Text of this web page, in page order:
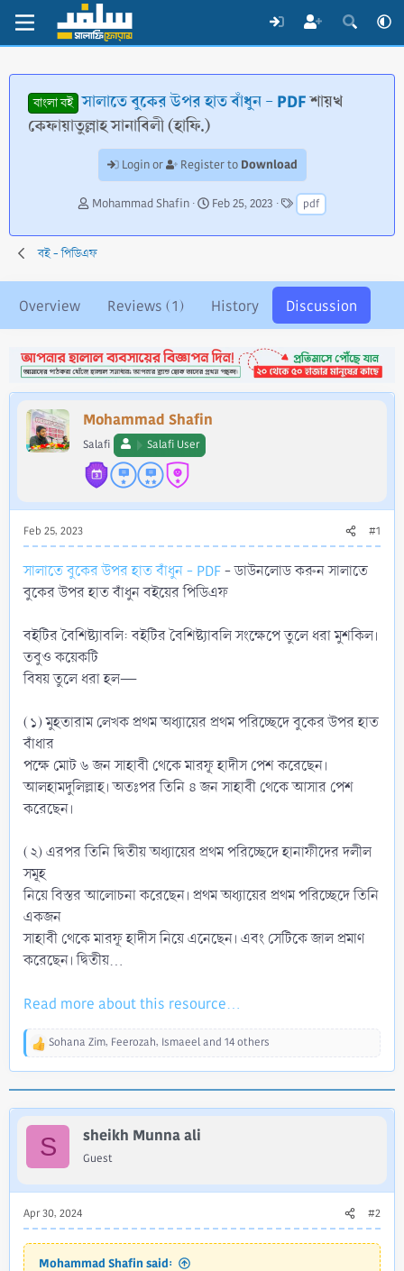
বাংলা বই সালাতে বুকের উপর হাত বাঁধুন - PDFশায়খ
কেফায়াতুল্লাহ সানাবিলী (হাফি.)
Login or Register to Download
T
r
e
d
r
t
e
Mohammad Shafin
S
a
d
a
Feb 25, 2023
T
a
g
pdf
বই - পিডিএফ
Overview Reviews (1) History Discussion
Mohammad Shafin
Salafi Salafi User
Feb 25, 2023 #1
সালাতে বুকের উপর হাত বাঁধুন - PDF- ডাউনলোড করুন সালাতে
বুকের উপর হাত বাঁধুন বইয়ের পিডিএফ
বইটির বৈশিষ্ট্যাবলি: বইটির বৈশিষ্ট্যাবলি সংক্ষেপে তুলে ধরা মুশকিল।
তবুও কয়েকটি
বিষয় তুলে ধরা হল—
(১) মুহতারাম লেখক প্রথম অধ্যায়ের প্রথম পরিচ্ছেদে বুকের উপর হাত
বাঁধার
পক্ষে মোট ৬ জন সাহাবী থেকে মারফূ হাদীস পেশ করেছেন।
আলহামদুলিল্লাহ। অতঃপর তিনি ৪ জন সাহাবী থেকে আসার পেশ
করেছেন।
(২) এরপর তিনি দ্বিতীয় অধ্যায়ের প্রথম পরিচ্ছেদে হানাফীদের দলীল
সমূহ
নিয়ে বিস্তর আলোচনা করেছেন। প্রথম অধ্যায়ের প্রথম পরিচ্ছেদে তিনি
একজন
সাহাবী থেকে মারফূ হাদীস নিয়ে এনেছেন। এবং সেটিকে জাল প্রমাণ
করেছেন। দ্বিতীয়...
Read more about this resource...
R
:
Sohana Zim, Feerozah, Ismaeeland 14 others
S sheikh Munna ali
Guest
Apr 30, 2024 #2
Mohammad Shafin said: